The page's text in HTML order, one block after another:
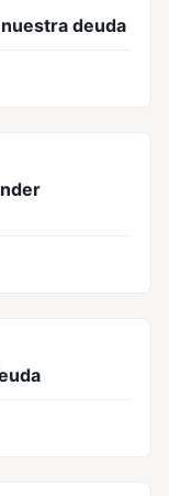
deuda